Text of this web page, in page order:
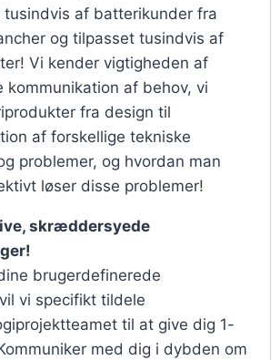
af batterikunder fra
og tilpasset tusindvis af
Vi kender vigtigheden af
kommunikation af behov, vi
fra design til
af forskellige tekniske
problemer, og hvordan man
løser disse problemer!
skræddersyede
brugerdefinerede
vi specifikt tildele
til at give dig 1-
med dig i dybden om